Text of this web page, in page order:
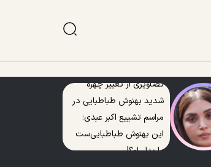
تصاویری از تغییر چهره
شدید بهنوش طباطبایی در
مراسم تشییع اکبر عبدی؛
این بهنوش طباطبایی‌ست
یا بدل او؟!